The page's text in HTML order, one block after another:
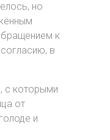
но
к
в
с которыми
от
и